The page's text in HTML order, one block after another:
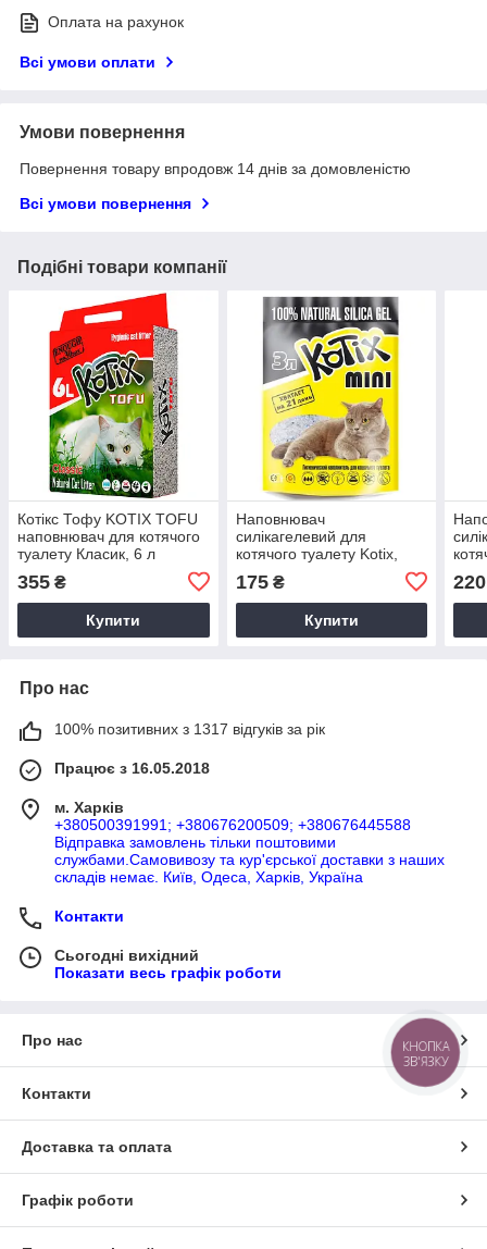
Оплата на рахунок
Всі умови оплати
Умови повернення
Повернення товару впродовж 14 днів за домовленістю
Всі умови повернення
Подібні товари компанії
Котікс Тофу KOTIX TOFU
наповнювач для котячого
туалету Класик, 6 л
355 ₴
Купити
Наповнювач
силікагелевий для
котячого туалету Kotix,
всмоктуючий, 3л (1,2 кг)
175₴
Купити
220
Про нас
100% позитивних з 1317 відгуків за рік
Працює з 16.05.2018
м. Харків
+380500391991; +380676200509; +380676445588
Відправка замовлень тільки поштовими
службами.Самовивозу та кур'єрської доставки з наших
складів немає. Київ, Одеса, Харків, Україна
Контакти
Сьогодні вихідний
Показати весь графік роботи
Про нас
Контакти
Доставка та оплата
Графік роботи
КНОПКА
ЗВ'ЯЗКУ